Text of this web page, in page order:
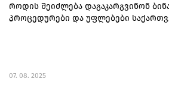
როდის შეიძლება დაგაკარგვინონ
პროცედურები და უფლებები
07. 08. 2025